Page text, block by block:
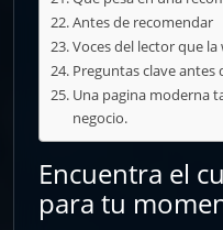
Antes de recomendar
Voces del lector que
Preguntas clave antes
Una pagina moderna
negocio.
Encuentra el
para tu